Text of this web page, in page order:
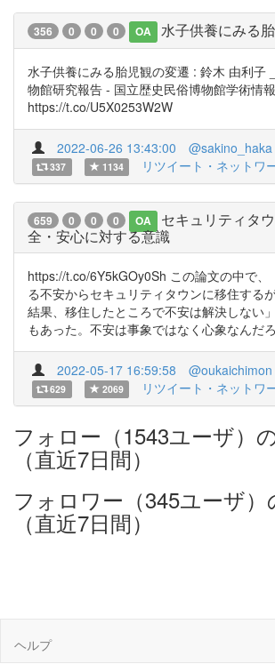
356 0 0 0 OA 水子供養にみる
水子供養にみる胎児観の変遷 : 鈴木 由利子
物館研究報告 - 国立歴史民俗博物館学術情
https://t.co/U5X0253W2W
2022-06-26 13:43:00 @sakino_haka
337 1134 リツイート・ネットワ
659 0 0 0 OA
セキュリティタ
全・安心に対する意識
https://t.co/6Y5kGOy0Sh この論文の中で、
る不安からセキュリティタウンに移住する
結果、移住したところで不安は解決しない
もあった。不安は事象ではなく心象なんだ
2022-05-17 16:59:58 @oukaichimon
629 2069 リツイート・ネットワ
フォロー（1543ユーザ）
（直近7日間）
フォロワー（345ユーザ）
（直近7日間）
ヘルプ